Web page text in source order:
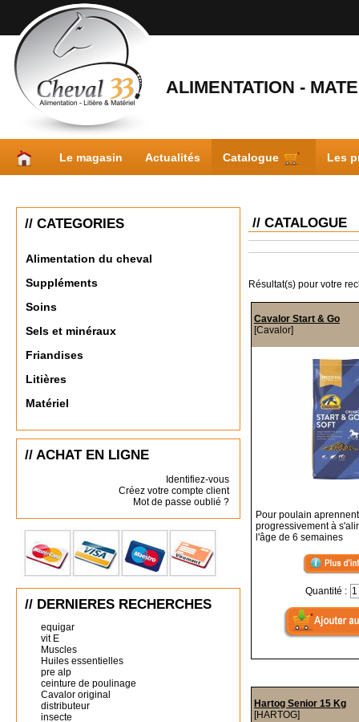
ALIMENTATION -
Le magasin Actualités Catalogue Les
// CATEGORIES
Alimentation du cheval
Suppléments
Soins
Sels et minéraux
Friandises
Litières
Matériel
// ACHAT EN LIGNE
Identifiez-vous
Créez votre compte client
Mot de passe oublié ?
// DERNIERES RECHERCHES
equigar
vit E
Muscles
Huiles essentielles
pre alp
ceinture de poulinage
Cavalor original
distributeur
insecte
// CATALOGUE
Résultat(s) pour votre
Cavalor Start & Go
[Cavalor]
Pour poulain aprennent
progressivement à
l'âge de 6 semaines
Quantité :
Hartog Senior 15 Kg
[HARTOG]